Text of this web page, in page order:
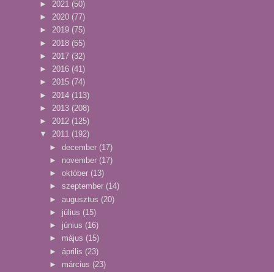
► 2021 (50)
► 2020 (77)
► 2019 (75)
► 2018 (55)
► 2017 (32)
► 2016 (41)
► 2015 (74)
► 2014 (113)
► 2013 (208)
► 2012 (125)
▼ 2011 (192)
► december (17)
► november (17)
► október (13)
► szeptember (14)
► augusztus (20)
► július (15)
► június (16)
► május (15)
► április (23)
► március (23)